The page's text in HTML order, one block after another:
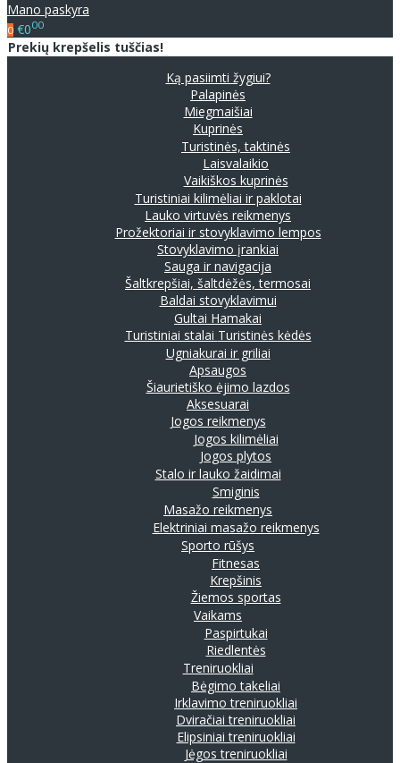
Mano paskyra
0 €000
Prekių krepšelis tuščias!
Ką pasiimti žygiui?
Palapinės
Miegmaišiai
Kuprinės
Turistinės, taktinės
Laisvalaikio
Vaikiškos kuprinės
Turistiniai kilimėliai ir paklotai
Lauko virtuvės reikmenys
Prožektoriai ir stovyklavimo lempos
Stovyklavimo įrankiai
Sauga ir navigacija
Šaltkrepšiai, šaltdėžės, termosai
Baldai stovyklavimui
Gultai Hamakai
Turistiniai stalai Turistinės kėdės
Ugniakurai ir griliai
Apsaugos
Šiaurietiško ėjimo lazdos
Aksesuarai
Jogos reikmenys
Jogos kilimėliai
Jogos plytos
Stalo ir lauko žaidimai
Smiginis
Masažo reikmenys
Elektriniai masažo reikmenys
Sporto rūšys
Fitnesas
Krepšinis
Žiemos sportas
Vaikams
Paspirtukai
Riedlentės
Treniruokliai
Bėgimo takeliai
Irklavimo treniruokliai
Dviračiai treniruokliai
Elipsiniai treniruokliai
Jėgos treniruokliai